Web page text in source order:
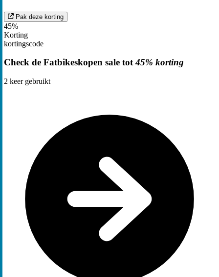
Pak deze korting
45%
Korting
kortingscode
Check de Fatbikeskopen sale tot45% korting
2 keer gebruikt